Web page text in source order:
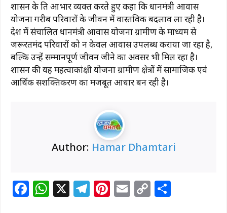
शासन के प्रति आभार व्यक्त करते हुए कहा कि प्रधानमंत्री आवास
योजना गरीब परिवारों के जीवन में वास्तविक बदलाव ला रही है।
प्रदेश में संचालित प्रधानमंत्री आवास योजना ग्रामीण के माध्यम से
जरूरतमंद परिवारों को न केवल आवास उपलब्ध कराया जा रहा है,
बल्कि उन्हें सम्मानपूर्ण जीवन जीने का अवसर भी मिल रहा है।
शासन की यह महत्वाकांक्षी योजना ग्रामीण क्षेत्रों में सामाजिक एवं
आर्थिक सशक्तिकरण का मजबूत आधार बन रही है।
Author: Hamar Dhamtari
F
a
W
h
X T
el
Pi
n
E
m
C
o